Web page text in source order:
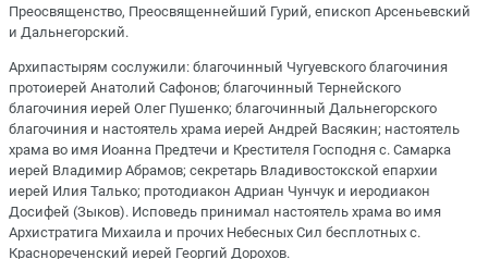
Преосвященство, Преосвященнейший Гурий, епископ Арсеньевский
и Дальнегорский.
Архипастырям сослужили: благочинный Чугуевского благочиния
протоиерей Анатолий Сафонов; благочинный Тернейского
благочиния иерей Олег Пушенко; благочинный Дальнегорского
благочиния и настоятель храма иерей Андрей Васякин; настоятель
храма во имя Иоанна Предтечи и Крестителя Господня с. Самарка
иерей Владимир Абрамов; секретарь Владивостокской епархии
иерей Илия Талько; протодиакон Адриан Чунчук и иеродиакон
Досифей (Зыков). Исповедь принимал настоятель храма во имя
Архистратига Михаила и прочих Небесных Сил бесплотных с.
Краснореченский иерей Георгий Дорохов.